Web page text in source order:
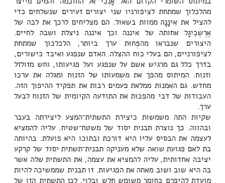
מהלכלוך שמתחת לציפורניו שני יצורים זעירים שנשלחים כדי
להציל את אִינָנָה ממוות בשאול. הם מצליחים לרכך את לבה של
אֶרֶשְכִיגָל אחותה של איננה וכך איננה ניצלת ושבה לחיים.
היצורים שנבראו מהפְּחוּת ערך ביותר, הלכלכוך שמתחת
לציפורניים, הם בעלי כוח ההצלה. האדם שנפגע ואיבד כישורים,
בדרך כלל גם מרגיש אשם על שנפגע ועל פגיעותו, וחש מזולזל
וזנוח. המיתוס מהפך את משמעותו של הזנוח ומגלה את ערכו
מחדש. גם האמנות ממלאת פעמים רבות את תפקיד ההיפוך הזה.
העבודות של דבי מהפכות את התודעה הקיומית של הזנוח לבעל
ערך.
שקיות התה משמשות כיצירת התשתית־המצע ליצירתה בעבר
ובהווה. כך נוצרת תבנית יסוד של משטח־שטיח. עליה להמציא
לעצמה את הבסיס עליו היא דורכת ובתוכו היא פועלת. בהיותה
בת לאם פגועת שואה שלא מעניקה תבנית־תשתית יסוד של קרקע
יציבה אחדותית, עליה להמציא את עצמה, את התשתית שלה אשר
בה היא שוב ושוב מאחה את הפגיעות. זו תבנית שממשיכה להיות
מועדת להיפרם כחומר משומש חלש ובלוי. לכן התשתית הזו של